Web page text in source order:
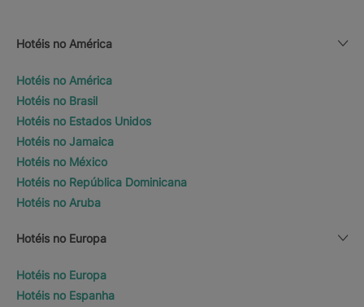
Hotéis no América
Hotéis no América
Hotéis no Brasil
Hotéis no Estados Unidos
Hotéis no Jamaica
Hotéis no México
Hotéis no República Dominicana
Hotéis no Aruba
Hotéis no Europa
Hotéis no Europa
Hotéis no Espanha